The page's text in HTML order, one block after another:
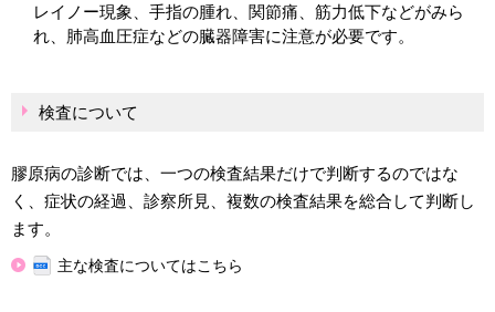
レイノー現象、手指の腫れ、関節痛、筋力低下などがみら
れ、肺高血圧症などの臓器障害に注意が必要です。
検査について
膠原病の診断では、一つの検査結果だけで判断するのではな
く、症状の経過、診察所見、複数の検査結果を総合して判断し
ます。
主な検査についてはこちら